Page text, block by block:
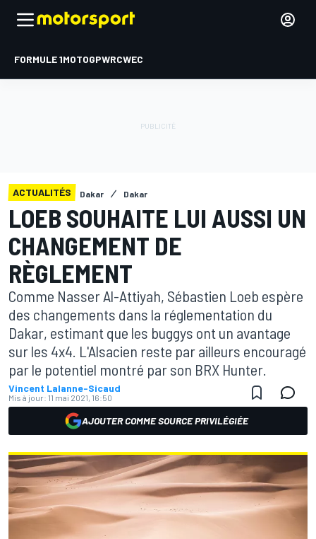
FORMULE 1MOTOGPWRCWEC
ACTUALITÉS Dakar Dakar
LOEB SOUHAITE LUI AUSSI UN
CHANGEMENT DE
RÈGLEMENT
Comme Nasser Al-Attiyah, Sébastien Loeb espère
des changements dans la réglementation du
Dakar, estimant que les buggys ont un avantage
sur les 4x4. L'Alsacien reste par ailleurs encouragé
par le potentiel montré par son BRX Hunter.
Vincent Lalanne-Sicaud
Mis à jour: 11 mai 2021, 16:50
AJOUTER COMME SOURCE PRIVILÉGIÉE